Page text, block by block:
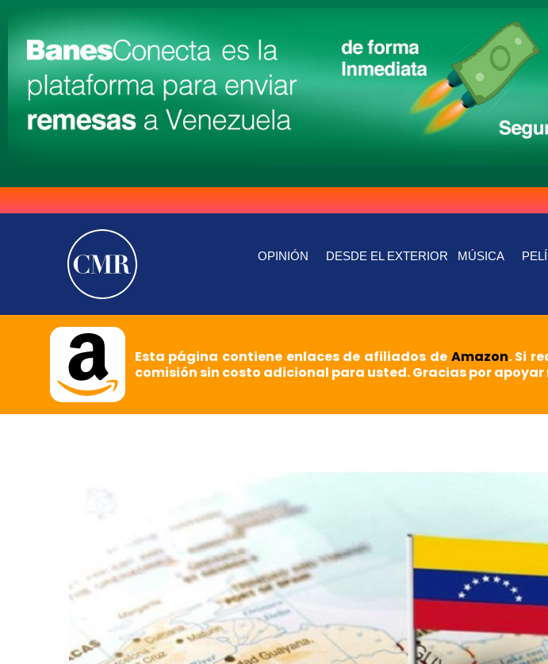
OPINIÓN DESDE EL EXTERIOR MÚSICA
Esta página contiene enlaces de afiliados de Amazon. Si
comisión sin costo adicional para usted. Gracias por